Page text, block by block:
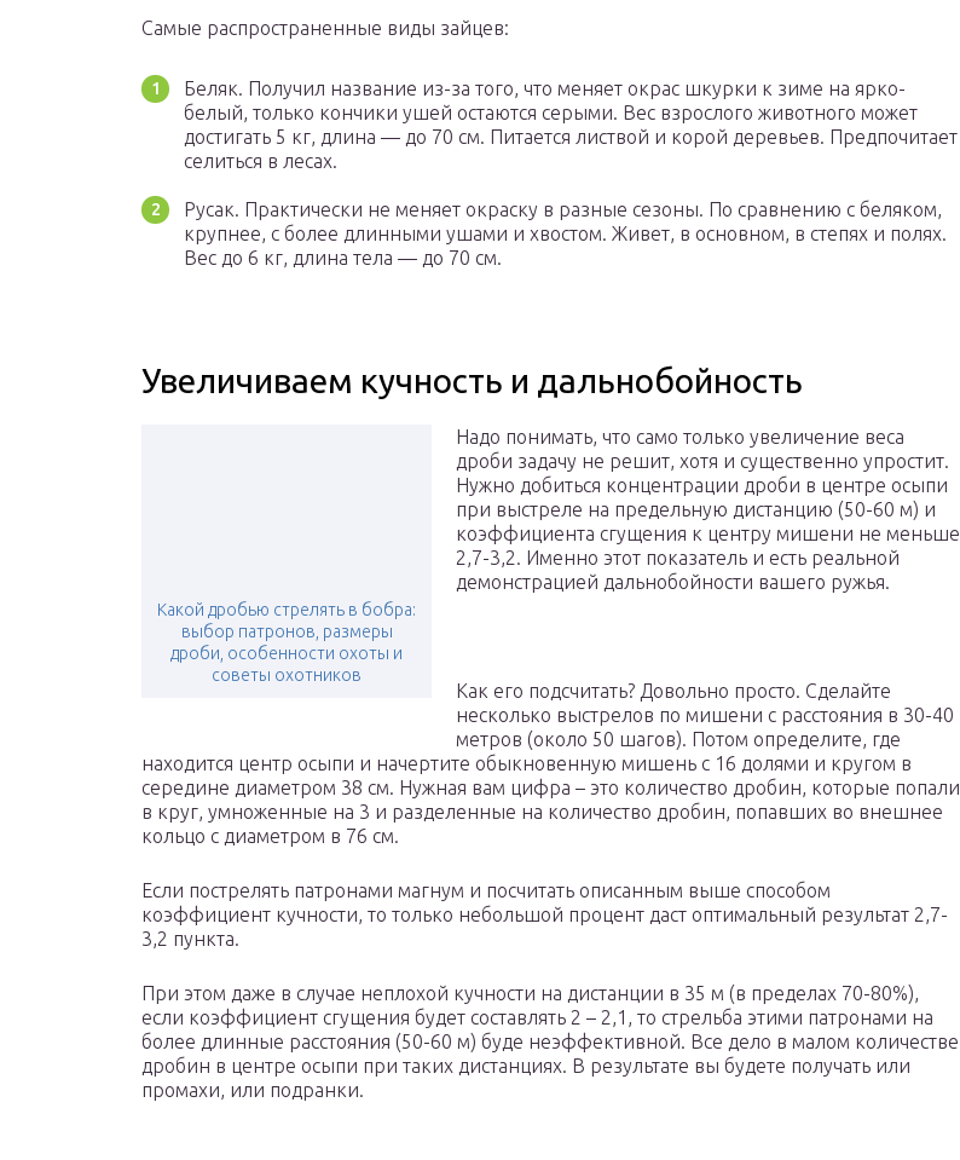
Самые распространенные виды зайцев:
Беляк. Получил название из-за того, что меняет окрас шкурки к зиме на ярко-
белый, только кончики ушей остаются серыми. Вес взрослого животного может
достигать 5 кг, длина — до 70 см. Питается листвой и корой деревьев. Предпочитает
селиться в лесах.
Русак. Практически не меняет окраску в разные сезоны. По сравнению с беляком,
крупнее, с более длинными ушами и хвостом. Живет, в основном, в степях и полях.
Вес до 6 кг, длина тела — до 70 см.
Увеличиваем кучность и дальнобойность
Какой дробью стрелять в бобра:
выбор патронов, размеры
дроби, особенности охоты и
советы охотников
Надо понимать, что само только увеличение веса
дроби задачу не решит, хотя и существенно упростит.
Нужно добиться концентрации дроби в центре осыпи
при выстреле на предельную дистанцию (50-60 м) и
коэффициента сгущения к центру мишени не меньше
2,7-3,2. Именно этот показатель и есть реальной
демонстрацией дальнобойности вашего ружья.
Как его подсчитать? Довольно просто. Сделайте
несколько выстрелов по мишени с расстояния в 30-40
метров (около 50 шагов). Потом определите, где
находится центр осыпи и начертите обыкновенную мишень с 16 долями и кругом в
середине диаметром 38 см. Нужная вам цифра – это количество дробин, которые попали
в круг, умноженные на 3 и разделенные на количество дробин, попавших во внешнее
кольцо с диаметром в 76 см.
Если пострелять патронами магнум и посчитать описанным выше способом
коэффициент кучности, то только небольшой процент даст оптимальный результат 2,7-
3,2 пункта.
При этом даже в случае неплохой кучности на дистанции в 35 м (в пределах 70-80%),
если коэффициент сгущения будет составлять 2 – 2,1, то стрельба этими патронами на
более длинные расстояния (50-60 м) буде неэффективной. Все дело в малом количестве
дробин в центре осыпи при таких дистанциях. В результате вы будете получать или
промахи, или подранки.